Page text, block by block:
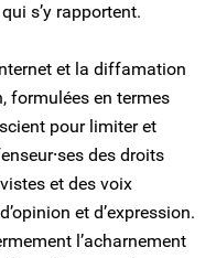
s’y rapportent.
et la diffamation
formulées en termes
pour limiter et
des droits
et des voix
et d’expression.
l’acharnement